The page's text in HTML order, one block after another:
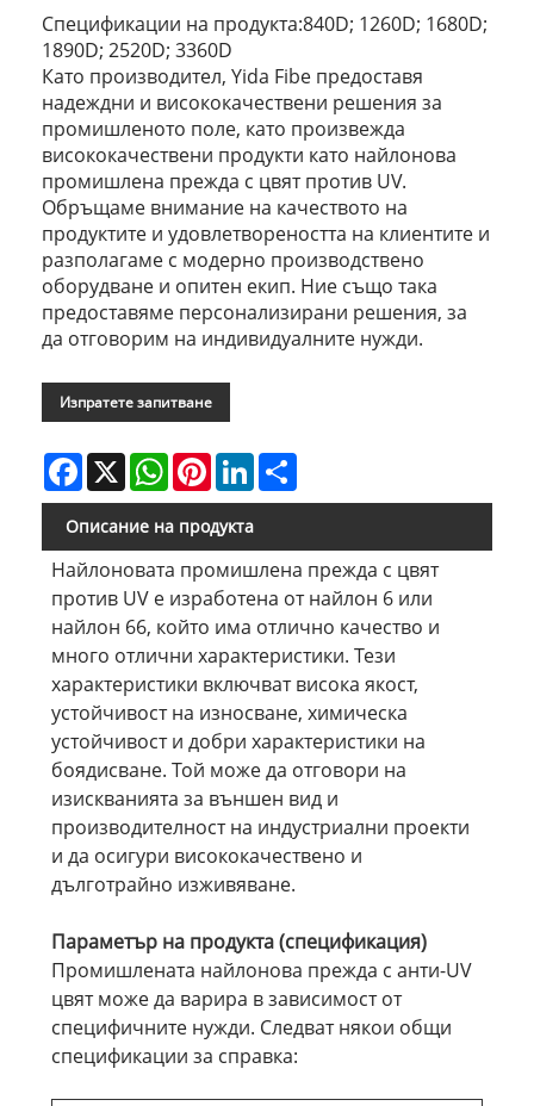
Спецификации на продукта:840D; 1260D; 1680D;
1890D; 2520D; 3360D
Като производител, Yida Fibe предоставя
надеждни и висококачествени решения за
промишленото поле, като произвежда
висококачествени продукти като найлонова
промишлена прежда с цвят против UV.
Обръщаме внимание на качеството на
продуктите и удовлетвореността на клиентите и
разполагаме с модерно производствено
оборудване и опитен екип. Ние също така
предоставяме персонализирани решения, за
да отговорим на индивидуалните нужди.
Изпратете запитване
Facebook
X WhatsAppPinterestLinkedIn
Описание на продукта
Найлоновата промишлена прежда с цвят
против UV е изработена от найлон 6 или
найлон 66, който има отлично качество и
много отлични характеристики. Тези
характеристики включват висока якост,
устойчивост на износване, химическа
устойчивост и добри характеристики на
боядисване. Той може да отговори на
изискванията за външен вид и
производителност на индустриални проекти
и да осигури висококачествено и
дълготрайно изживяване.
Параметър на продукта (спецификация)
Промишлената найлонова прежда с анти-UV
цвят може да варира в зависимост от
специфичните нужди. Следват някои общи
спецификации за справка: